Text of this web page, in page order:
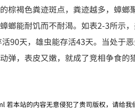
棕褐色粪迹斑点，粪迹越多，蟑螂
螂能耐饥而不耐渴。如表2-3所示
90天，雄虫能存活43天。当处于
，表皮又嫩，就成了竞相争食的
若本站的内容无意侵犯了贵司版权，请给我